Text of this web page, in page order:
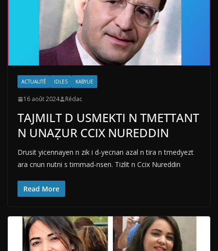
ACTUALITÉ IDLES KABYLIE
16 août 2024 Rédac
TAJMILT D USMEKTI N TMETTANT
N UNAẒUR CCIX NUREDDIN
Drusit yicennayen n zik i d-yecnan azal n tira n tmedyezt
ara cnun nutni s timmad-nsen. Tizlit n Ccix Nureddin
Read More